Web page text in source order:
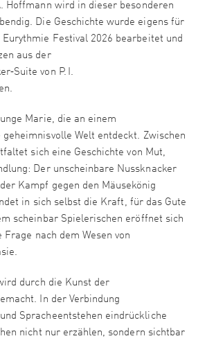
Hoffmann wird in dieser besonderen
Die Geschichte wurde eigens für
Eurythmie Festival 2026 bearbeitet und
aus der
von P. I.
Marie, die an einem
geheimnisvolle Welt entdeckt. Zwischen
sich eine Geschichte von Mut,
Der unscheinbare Nussknacker
Kampf gegen den Mäusekönig
in sich selbst die Kraft, für das Gute
scheinbar Spielerischen eröffnet sich
nach dem Wesen von
durch die Kunst der
In der Verbindung
Spracheentstehen eindrückliche
nicht nur erzählen, sondern sichtbar